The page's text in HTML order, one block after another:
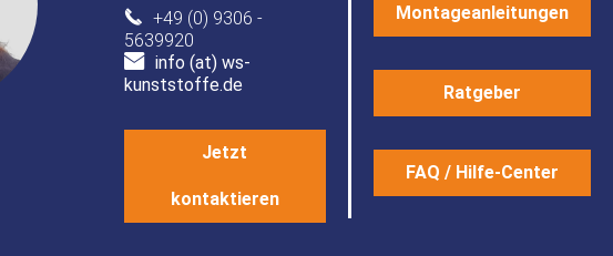
+49 (0) 9306 -
5639920
info (at) ws-
kunststoffe.de
Jetzt
kontaktieren
Montageanleitungen
Ratgeber
FAQ / Hilfe-Center